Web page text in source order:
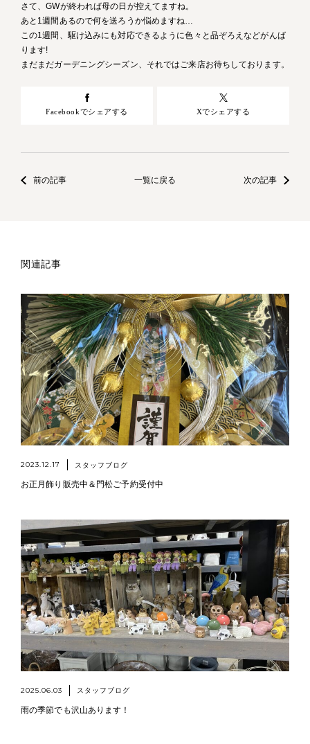
さて、GWが終われば母の日が控えてますね。
あと1週間あるので何を送ろうか悩めますね…
この1週間、駆け込みにも対応できるように色々と品ぞろえなどがんば
ります!
まだまだガーデニングシーズン、それではご来店お待ちしております。
Facebookでシェアする Xでシェアする
前の記事 一覧に戻る 次の記事
関連記事
2023.12.17 スタッフブログ
お正月飾り販売中＆門松ご予約受付中
2025.06.03 スタッフブログ
雨の季節でも沢山あります！